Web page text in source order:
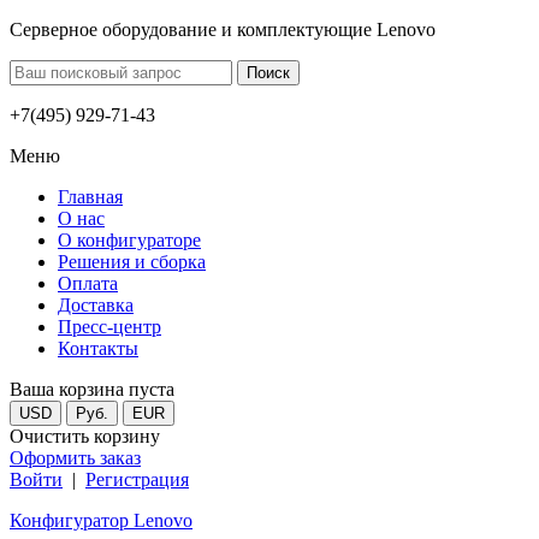
Серверное оборудование и комплектующие Lenovo
+7(495) 929-71-43
Меню
Главная
О нас
О конфигураторе
Решения и сборка
Оплата
Доставка
Пресс-центр
Контакты
Ваша корзина пуста
USD Руб. EUR
Очистить корзину
Оформить заказ
Войти | Регистрация
Конфигуратор Lenovo